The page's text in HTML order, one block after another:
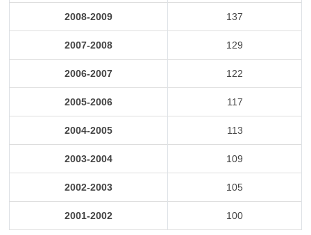
2008-2009 137
2007-2008 129
2006-2007 122
2005-2006 117
2004-2005 113
2003-2004 109
2002-2003 105
2001-2002 100